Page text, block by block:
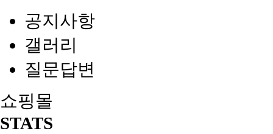
공지사항
갤러리
질문답변
쇼핑몰
STATS